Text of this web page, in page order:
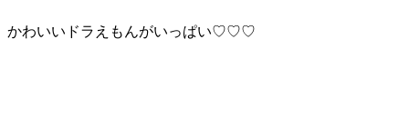
かわいいドラえもんがいっぱい♡♡♡